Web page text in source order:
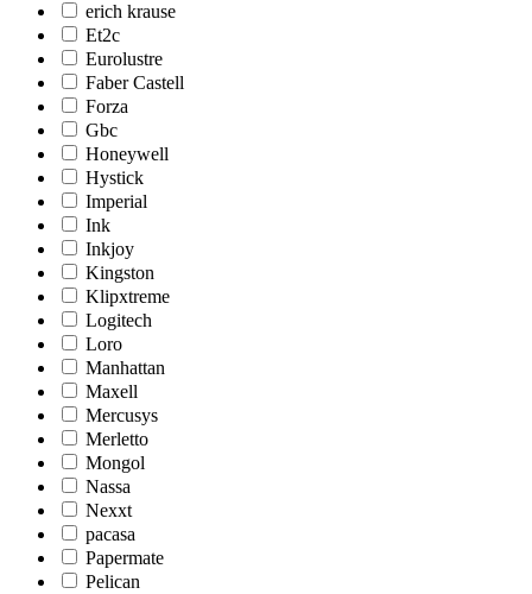
erich krause
Et2c
Eurolustre
Faber Castell
Forza
Gbc
Honeywell
Hystick
Imperial
Ink
Inkjoy
Kingston
Klipxtreme
Logitech
Loro
Manhattan
Maxell
Mercusys
Merletto
Mongol
Nassa
Nexxt
pacasa
Papermate
Pelican